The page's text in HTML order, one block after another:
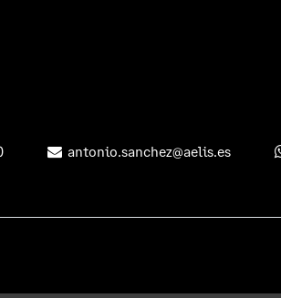
antonio.sanchez@aelis.es